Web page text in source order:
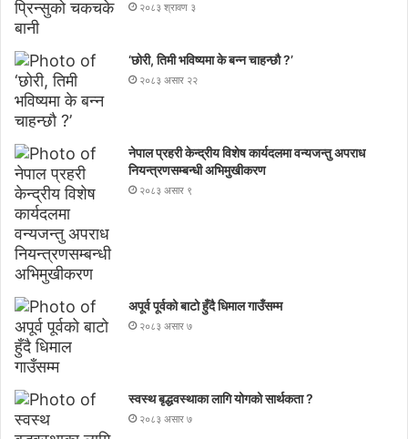
२०८३ श्रावण ३
‘छोरी, तिमी भविष्यमा के बन्न चाहन्छौ ?’
२०८३ असार २२
नेपाल प्रहरी केन्द्रीय विशेष कार्यदलमा वन्यजन्तु अपराध
नियन्त्रणसम्बन्धी अभिमुखीकरण
२०८३ असार ९
अपूर्व पूर्वको बाटो हुँदै धिमाल गाउँसम्म
२०८३ असार ७
स्वस्थ बृद्धवस्थाका लागि योगको सार्थकता ?
२०८३ असार ७